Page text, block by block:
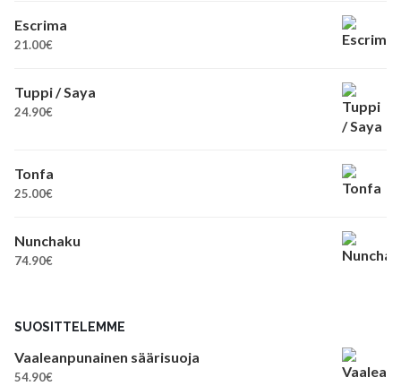
Escrima
21.00€
Tuppi / Saya
24.90€
Tonfa
25.00€
Nunchaku
74.90€
SUOSITTELEMME
Vaaleanpunainen säärisuoja
54.90€